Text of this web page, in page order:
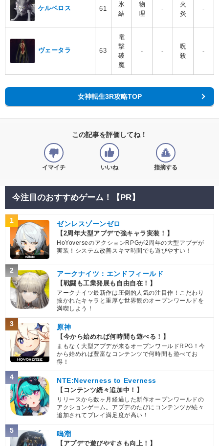
ケルベロス 61
氷
結
物
理
-
火
炎
-
ヴェータラ 63
電
撃
破
魔
- -
呪
殺
-
女神転生3R攻略TOP
この記事を評価してね！
イマイチ いいね 指摘する
今注目のおすすめゲーム！【PR】
1 ゼンレスゾーンゼロ
【2周年大型アプデで強キャラ実装！】
HoYoverseのアクションRPGが2周年の大型アプデが
実装！システム改善スキマ時間でも遊びやすい！
2 アークナイツ：エンドフィールド
【戦闘も工業発展も自由自在！】
アークナイツ最新作は圧倒的人気の注目作！こだわり
抜かれたキャラと重厚な世界観のオープンワールドを
満喫しよう！
3 原神
【今から始めれば何時間も遊べる！】
まもなく大型アプデが来るオープンワールドRPG！今
から始めれば豊富なコンテンツで何時間も遊べてお
得！
4 NTE:Neverness to Everness
【コンテンツ続々追加中！】
リリースから数ヶ月経過した新作オープンワールドの
アクションゲーム。アプデのたびにコンテンツが続々
追加されてプレイ満足度が高い！
5 鳴潮
【アプデで遊びやすさも向上！】